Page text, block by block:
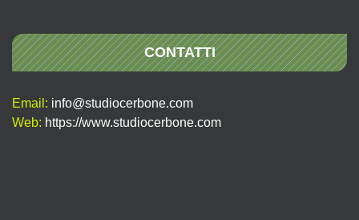
CONTATTI
Email: info@studiocerbone.com
Web: https://www.studiocerbone.com